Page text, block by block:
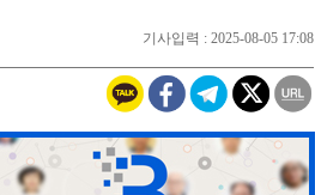
기사입력 : 2025-08-05 17:08